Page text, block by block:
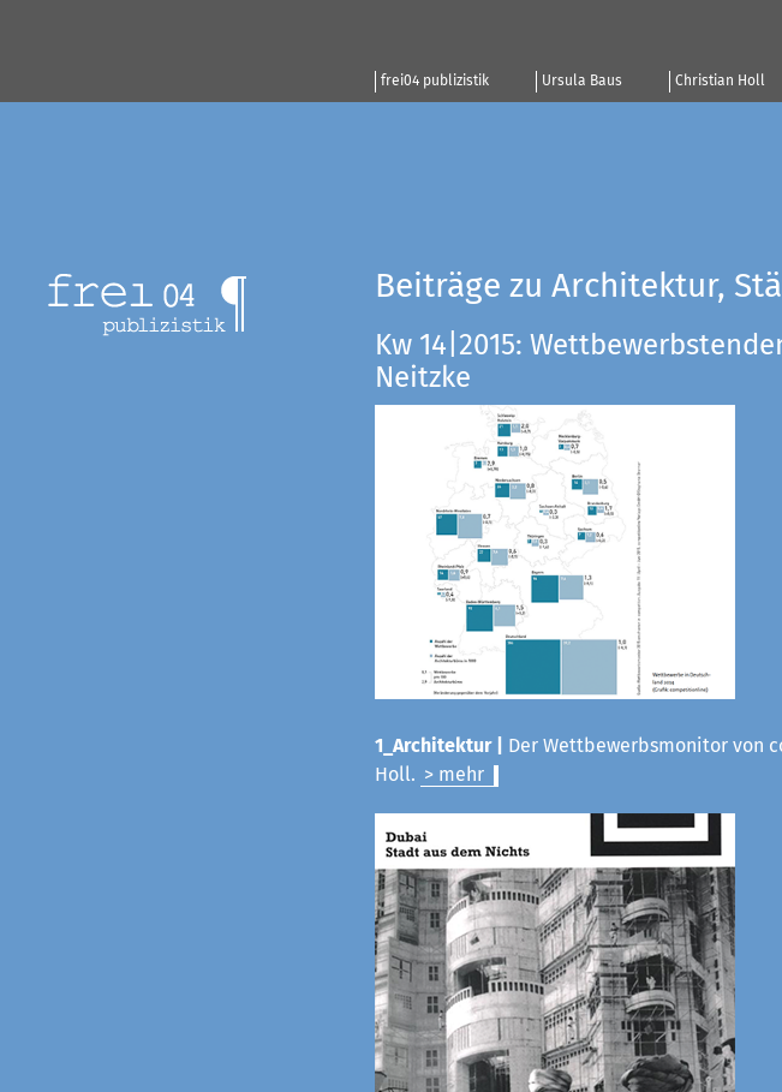
frei04 publizistik Ursula Baus Christian Holl
Beiträge zu Architektur,
Kw 14|2015:
Neitzke
1_Architektur |
Der Wettbewerbsmonitor von
Holl. > mehr